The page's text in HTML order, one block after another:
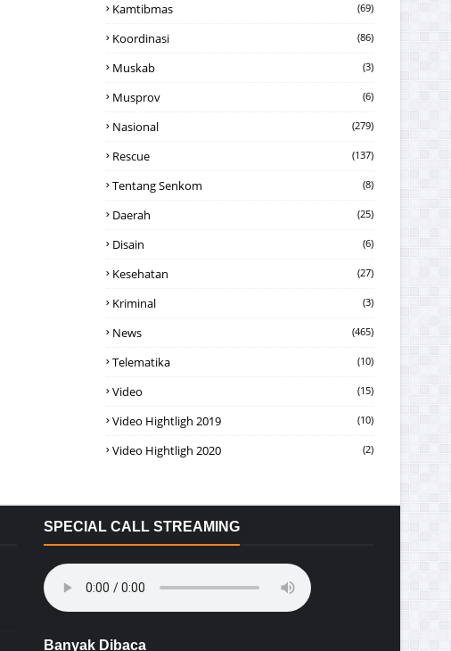
Kamtibmas (69)
Koordinasi (86)
Muskab (3)
Musprov (6)
Nasional (279)
Rescue (137)
Tentang Senkom (8)
Daerah (25)
Disain (6)
Kesehatan (27)
Kriminal (3)
News (465)
Telematika (10)
Video (15)
Video Hightligh 2019 (10)
Video Hightligh 2020 (2)
SPECIAL CALL STREAMING
Banyak Dibaca